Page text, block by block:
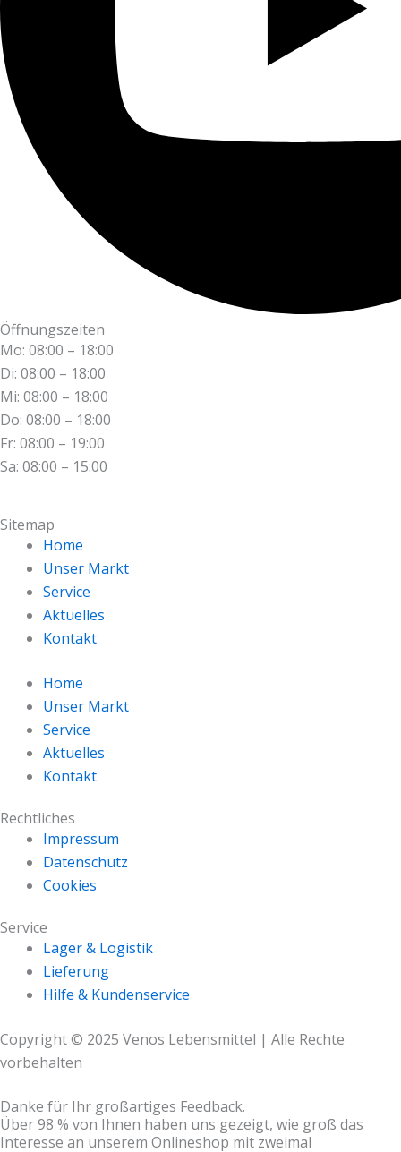
Öffnungszeiten
Mo: 08:00 – 18:00
Di: 08:00 – 18:00
Mi: 08:00 – 18:00
Do: 08:00 – 18:00
Fr: 08:00 – 19:00
Sa: 08:00 – 15:00
Sitemap
Home
Unser Markt
Service
Aktuelles
Kontakt
Home
Unser Markt
Service
Aktuelles
Kontakt
Rechtliches
Impressum
Datenschutz
Cookies
Service
Lager & Logistik
Lieferung
Hilfe & Kundenservice
Copyright © 2025 Venos Lebensmittel | Alle Rechte
vorbehalten
Danke für Ihr großartiges Feedback.
Über 98 % von Ihnen haben uns gezeigt, wie groß das
Interesse an unserem Onlineshop mit zweimal